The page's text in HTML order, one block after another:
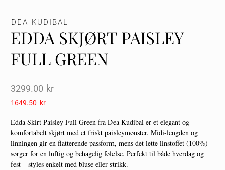
DEA KUDIBAL
EDDA SKJØRT PAISLEY
FULL GREEN
3299.00 Kr
1649.50 Kr
Edda Skirt Paisley Full Green fra Dea Kudibal er et elegant og
komfortabelt skjørt med et friskt paisleymønster. Midi-lengden og
linningen gir en flatterende passform, mens det lette linstoffet (100%)
sørger for en luftig og behagelig følelse. Perfekt til både hverdag og
fest – styles enkelt med bluse eller strikk.